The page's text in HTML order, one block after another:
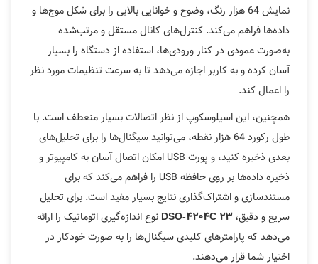
نمایش 64 هزار رنگ، وضوح و خوانایی بالایی را برای شکل موج‌ها و
داده‌ها فراهم می‌کند. کنترل‌های کانال مستقل و مرتب‌شده
به‌صورت عمودی در کنار ورودی‌ها، استفاده از دستگاه را بسیار
آسان کرده و به کاربر اجازه می‌دهد تا به سرعت تنظیمات مورد نظر
را اعمال کند.
همچنین، این اسیلوسکوپ از نظر اتصالات بسیار منعطف است. با
طول رکورد 64 هزار نقطه، می‌توانید سیگنال‌ها را برای تحلیل‌های
بعدی ذخیره کنید، و پورت USB امکان اتصال آسان به کامپیوتر و
ذخیره داده‌ها بر روی حافظه USB را فراهم می‌کند که برای
مستندسازی و اشتراک‌گذاری نتایج بسیار مفید است. برای تحلیل
سریع و دقیق،DSO-4204C 23
نوع اندازه‌گیری اتوماتیک را ارائه
می‌دهد که پارامترهای کلیدی سیگنال‌ها را به صورت خودکار در
اختیار شما قرار می‌دهند.